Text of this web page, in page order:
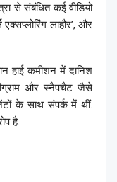
से संबंधित कई वीडियो
लाहौर’, और
हाई कमीशन में दानिश
और स्नैपचैट जैसे
के साथ संपर्क में थीं.
है.